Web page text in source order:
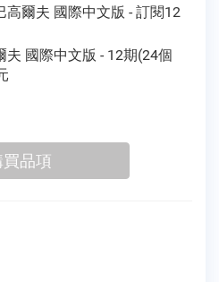
高爾夫 國際中文版 - 訂閱12
夫 國際中文版 - 12期(24個